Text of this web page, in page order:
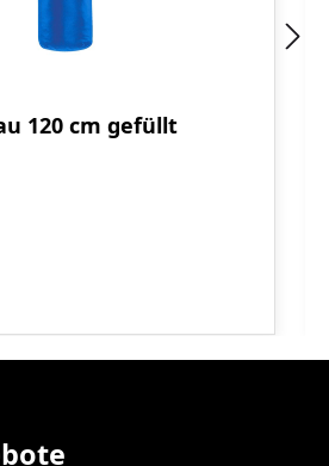
120 cm gefüllt